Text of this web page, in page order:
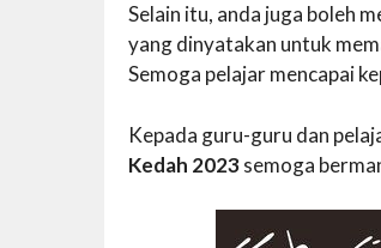
Selain itu, anda juga boleh
yang dinyatakan untuk
Semoga pelajar mencapai
Kepada guru-guru dan
Kedah 2023semoga